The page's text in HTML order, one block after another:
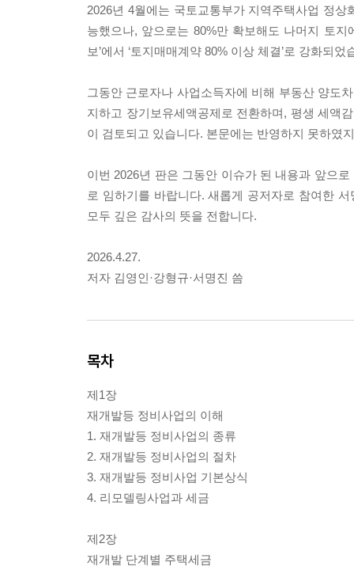
2026년 4월에는 국토교통부가 지역주택사업 정
능했으나, 앞으로는 80%만 확보해도 나머지 토
보’에서 ‘토지매매계약 80% 이상 체결’로 강화되었
그동안 근로자나 사업소득자에 비해 부동산 양도
지하고 장기보유세액공제로 전환하며, 평생 세액
이 검토되고 있습니다. 본문에는 반영하지 못하였
이번 2026년 판은 그동안 이슈가 된 내용과 앞으
로 임하기를 바랍니다. 새롭게 공저자로 참여한
모두 깊은 감사의 뜻을 전합니다.
2026.4.27.
저자 김영인·강형규·서명진 씀
목차
제1장
재개발등 정비사업의 이해
1. 재개발등 정비사업의 종류
2. 재개발등 정비사업의 절차
3. 재개발등 정비사업 기본상식
4. 리모델링사업과 세금
제2장
재개발 단계별 주택세금